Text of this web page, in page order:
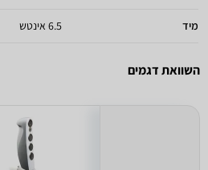
מיד 6.5 אינטש
השוואת דגמים